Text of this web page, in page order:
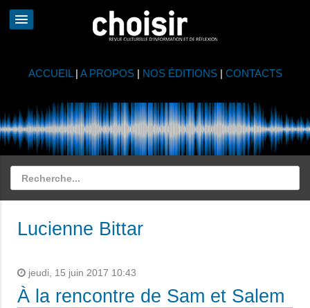
ACCUEIL | A PROPOS| NOS ÉDITIONS| CONTACTS
Lucienne Bittar
jeudi, 15 juin 2017 10:43
À la rencontre de Sam et Salem